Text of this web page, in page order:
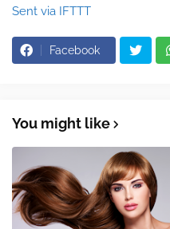
Sent via IFTTT
Facebook
You might like